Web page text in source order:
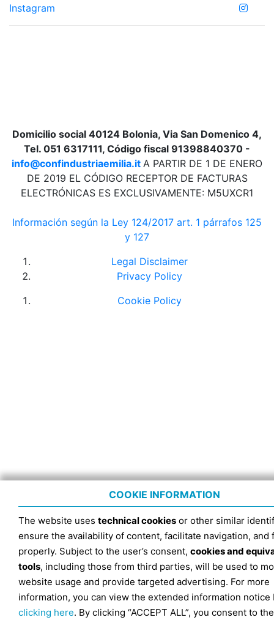
Instagram
Domicilio social 40124 Bolonia, Via San Domenico 4,
Tel. 051 6317111, Código fiscal 91398840370 -
info@confindustriaemilia.it A PARTIR DE 1 DE ENERO
DE 2019 EL CÓDIGO RECEPTOR DE FACTURAS
ELECTRÓNICAS ES EXCLUSIVAMENTE: M5UXCR1
Información según la Ley 124/2017 art. 1 párrafos 125
y 127
Legal Disclaimer
Privacy Policy
Cookie Policy
COOKIE INFORMATION
The website uses technical cookies or other similar
ensure the availability of content, facilitate navigation, and
properly. Subject to the user’s consent, cookies and
tools, including those from third parties, will be used to
website usage and provide targeted advertising. For more
information, you can view the extended information notice
clicking here. By clicking “ACCEPT ALL”, you consent to